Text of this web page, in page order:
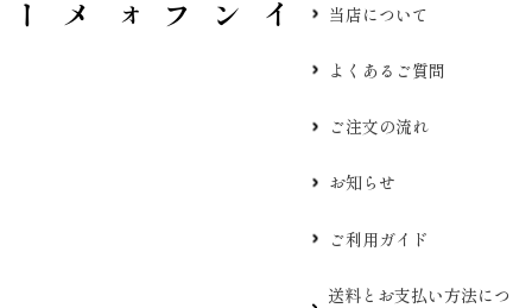
当店について
よくあるご質問
ご注文の流れ
お知らせ
ご利用ガイド
送料とお支払い方法につ